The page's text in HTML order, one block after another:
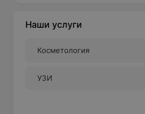
Наши услуги
Косметология
УЗИ